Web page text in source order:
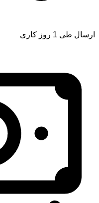
ارسال طی 1 روز کاری